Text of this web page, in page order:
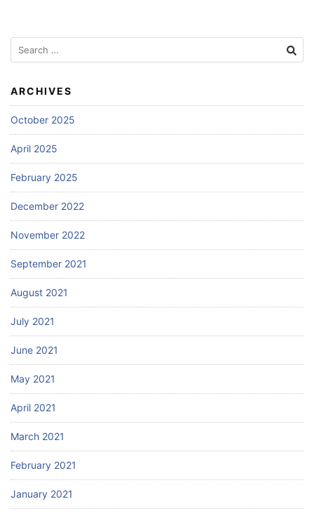
Search
for:
ARCHIVES
October 2025
April 2025
February 2025
December 2022
November 2022
September 2021
August 2021
July 2021
June 2021
May 2021
April 2021
March 2021
February 2021
January 2021